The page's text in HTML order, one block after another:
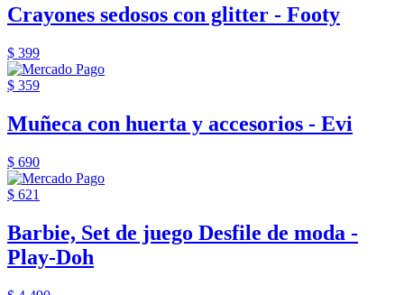
Crayones sedosos con glitter - Footy
$ 399
$ 359
Muñeca con huerta y accesorios - Evi
$ 690
$ 621
Barbie, Set de juego Desfile de moda -
Play-Doh